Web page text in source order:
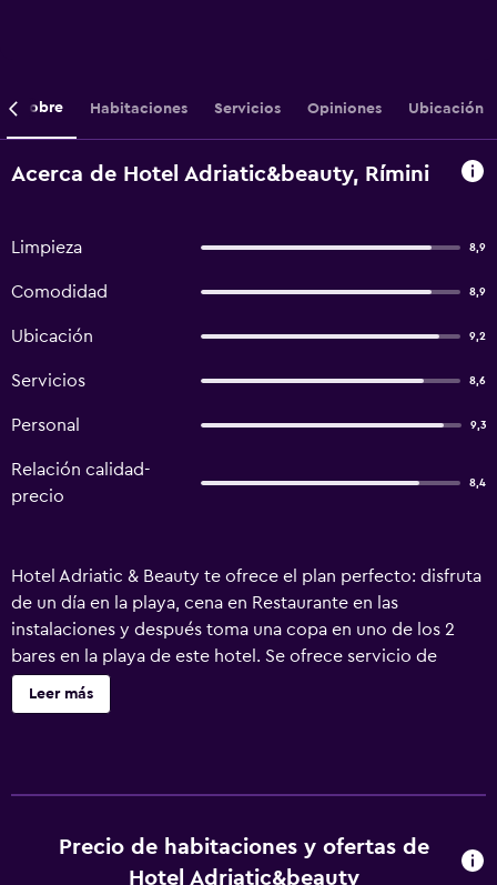
Sobre Habitaciones Servicios Opiniones Ubicación
Acerca de Hotel Adriatic&beauty, Rímini
Limpieza 8,9
Comodidad 8,9
Ubicación 9,2
Servicios 8,6
Personal 9,3
Relación calidad-
precio
8,4
Hotel Adriatic & Beauty te ofrece el plan perfecto: disfruta
de un día en la playa, cena en Restaurante en las
instalaciones y después toma una copa en uno de los 2
bares en la playa de este hotel. Se ofrece servicio de
cambio de toallas a petición. Hotel Adriatic & Beauty
ofrece 41 alojamientos con minibar y caja fuerte. Se ofrece
para las personas de negocios incluyen escritorio y
teléfono. Se ofrece servicio de limpieza todos los días y es
Leer más
Precio de habitaciones y ofertas de
Hotel Adriatic&beauty